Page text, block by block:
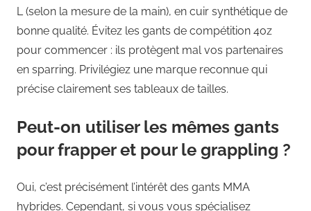
L (selon la mesure de la main), en cuir synthétique de
bonne qualité. Évitez les gants de compétition 4oz
pour commencer : ils protègent mal vos partenaires
en sparring. Privilégiez une marque reconnue qui
précise clairement ses tableaux de tailles.
Peut-on utiliser les mêmes gants
pour frapper et pour le grappling ?
Oui, c’est précisément l’intérêt des gants MMA
hybrides. Cependant, si vous vous spécialisez